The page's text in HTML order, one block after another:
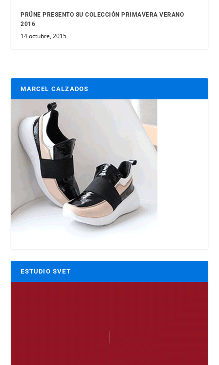
PRÜNE PRESENTO SU COLECCIÓN PRIMAVERA VERANO
2016
14 octubre, 2015
MARCEL CALZADOS
ESTUDIO SVET